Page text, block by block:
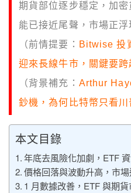
期貨部位逐步穩定，加
能已接近尾聲，市場正浮
（前情提要： Bitwise 投
迎來長線牛市，關鍵要
（背景補充： Arthur
鈔機，為何比特幣只看川
本文目錄
年底去風險化加劇，ETF
價格回落與波動升高，市
1 月數據改善，ETF 與期